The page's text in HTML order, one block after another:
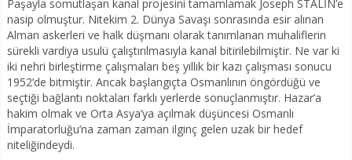
Paşayla somutlaşan kanal projesini tamamlamak Joseph STALİN’e
nasip olmuştur. Nitekim 2. Dünya Savaşı sonrasında esir alınan
Alman askerleri ve halk düşmanı olarak tanımlanan muhaliflerin
sürekli vardiya usulü çalıştırılmasıyla kanal bitirilebilmiştir. Ne var ki
iki nehri birleştirme çalışmaları beş yıllık bir kazı çalışması sonucu
1952’de bitmiştir. Ancak başlangıçta Osmanlının öngördüğü ve
seçtiği bağlantı noktaları farklı yerlerde sonuçlanmıştır. Hazar’a
hakim olmak ve Orta Asya’ya açılmak düşüncesi Osmanlı
İmparatorluğu’na zaman zaman ilginç gelen uzak bir hedef
niteliğindeydi.